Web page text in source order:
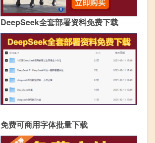
DeepSeek全套部署资料免费下载
免费可商用字体批量下载